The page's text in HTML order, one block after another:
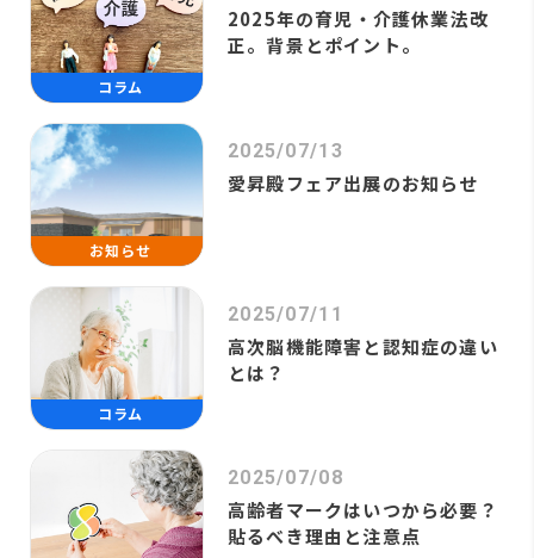
コラム
2025年の育児・介護休業法改
正。背景とポイント。
お知らせ
2025/07/13
愛昇殿フェア出展のお知らせ
コラム
2025/07/11
高次脳機能障害と認知症の違い
とは？
2025/07/08
高齢者マークはいつから必要？
貼るべき理由と注意点